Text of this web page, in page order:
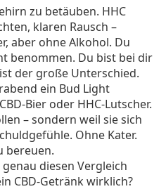
zu betäuben. HHC
klaren Rausch –
aber ohne Alkohol. Du
benommen. Du bist bei dir
der große Unterschied.
ein Bud Light
Bier oder HHC-Lutscher.
– sondern weil sie sich
Ohne Kater.
bereuen.
diesen Vergleich
CBD-Getränk wirklich?